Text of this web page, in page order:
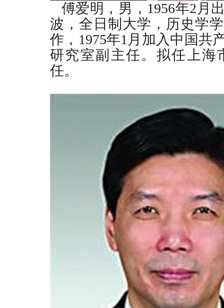
傅爱明，男， 1956年2 月
波，全日制大学，历史学
作， 1975年1 月加入中国共
研究室副主任。拟任上海
任。